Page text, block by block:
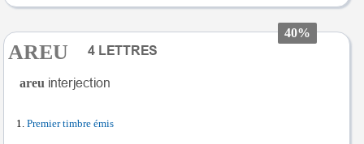
40%
AREU
areu
Premier timbre émis